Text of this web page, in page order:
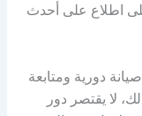
اطلاع على أحدث
دورية ومتابعة
لا يقتصر دور